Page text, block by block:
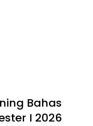
Bahas
I 2026